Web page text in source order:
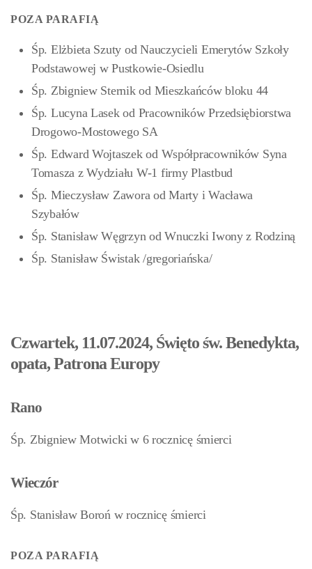
POZA PARAFIĄ
Śp. Elżbieta Szuty od Nauczycieli Emerytów Szkoły
Podstawowej w Pustkowie-Osiedlu
Śp. Zbigniew Sternik od Mieszkańców bloku 44
Śp. Lucyna Lasek od Pracowników Przedsiębiorstwa
Drogowo-Mostowego SA
Śp. Edward Wojtaszek od Współpracowników Syna
Tomasza z Wydziału W-1 firmy Plastbud
Śp. Mieczysław Zawora od Marty i Wacława
Szybałów
Śp. Stanisław Węgrzyn od Wnuczki Iwony z Rodziną
Śp. Stanisław Świstak/gregoriańska/
Czwartek, 11.07.2024, Święto św. Benedykta,
opata, Patrona Europy
Rano
Śp. Zbigniew Motwicki w 6 rocznicę śmierci
Wieczór
Śp. Stanisław Boroń w rocznicę śmierci
POZA PARAFIĄ